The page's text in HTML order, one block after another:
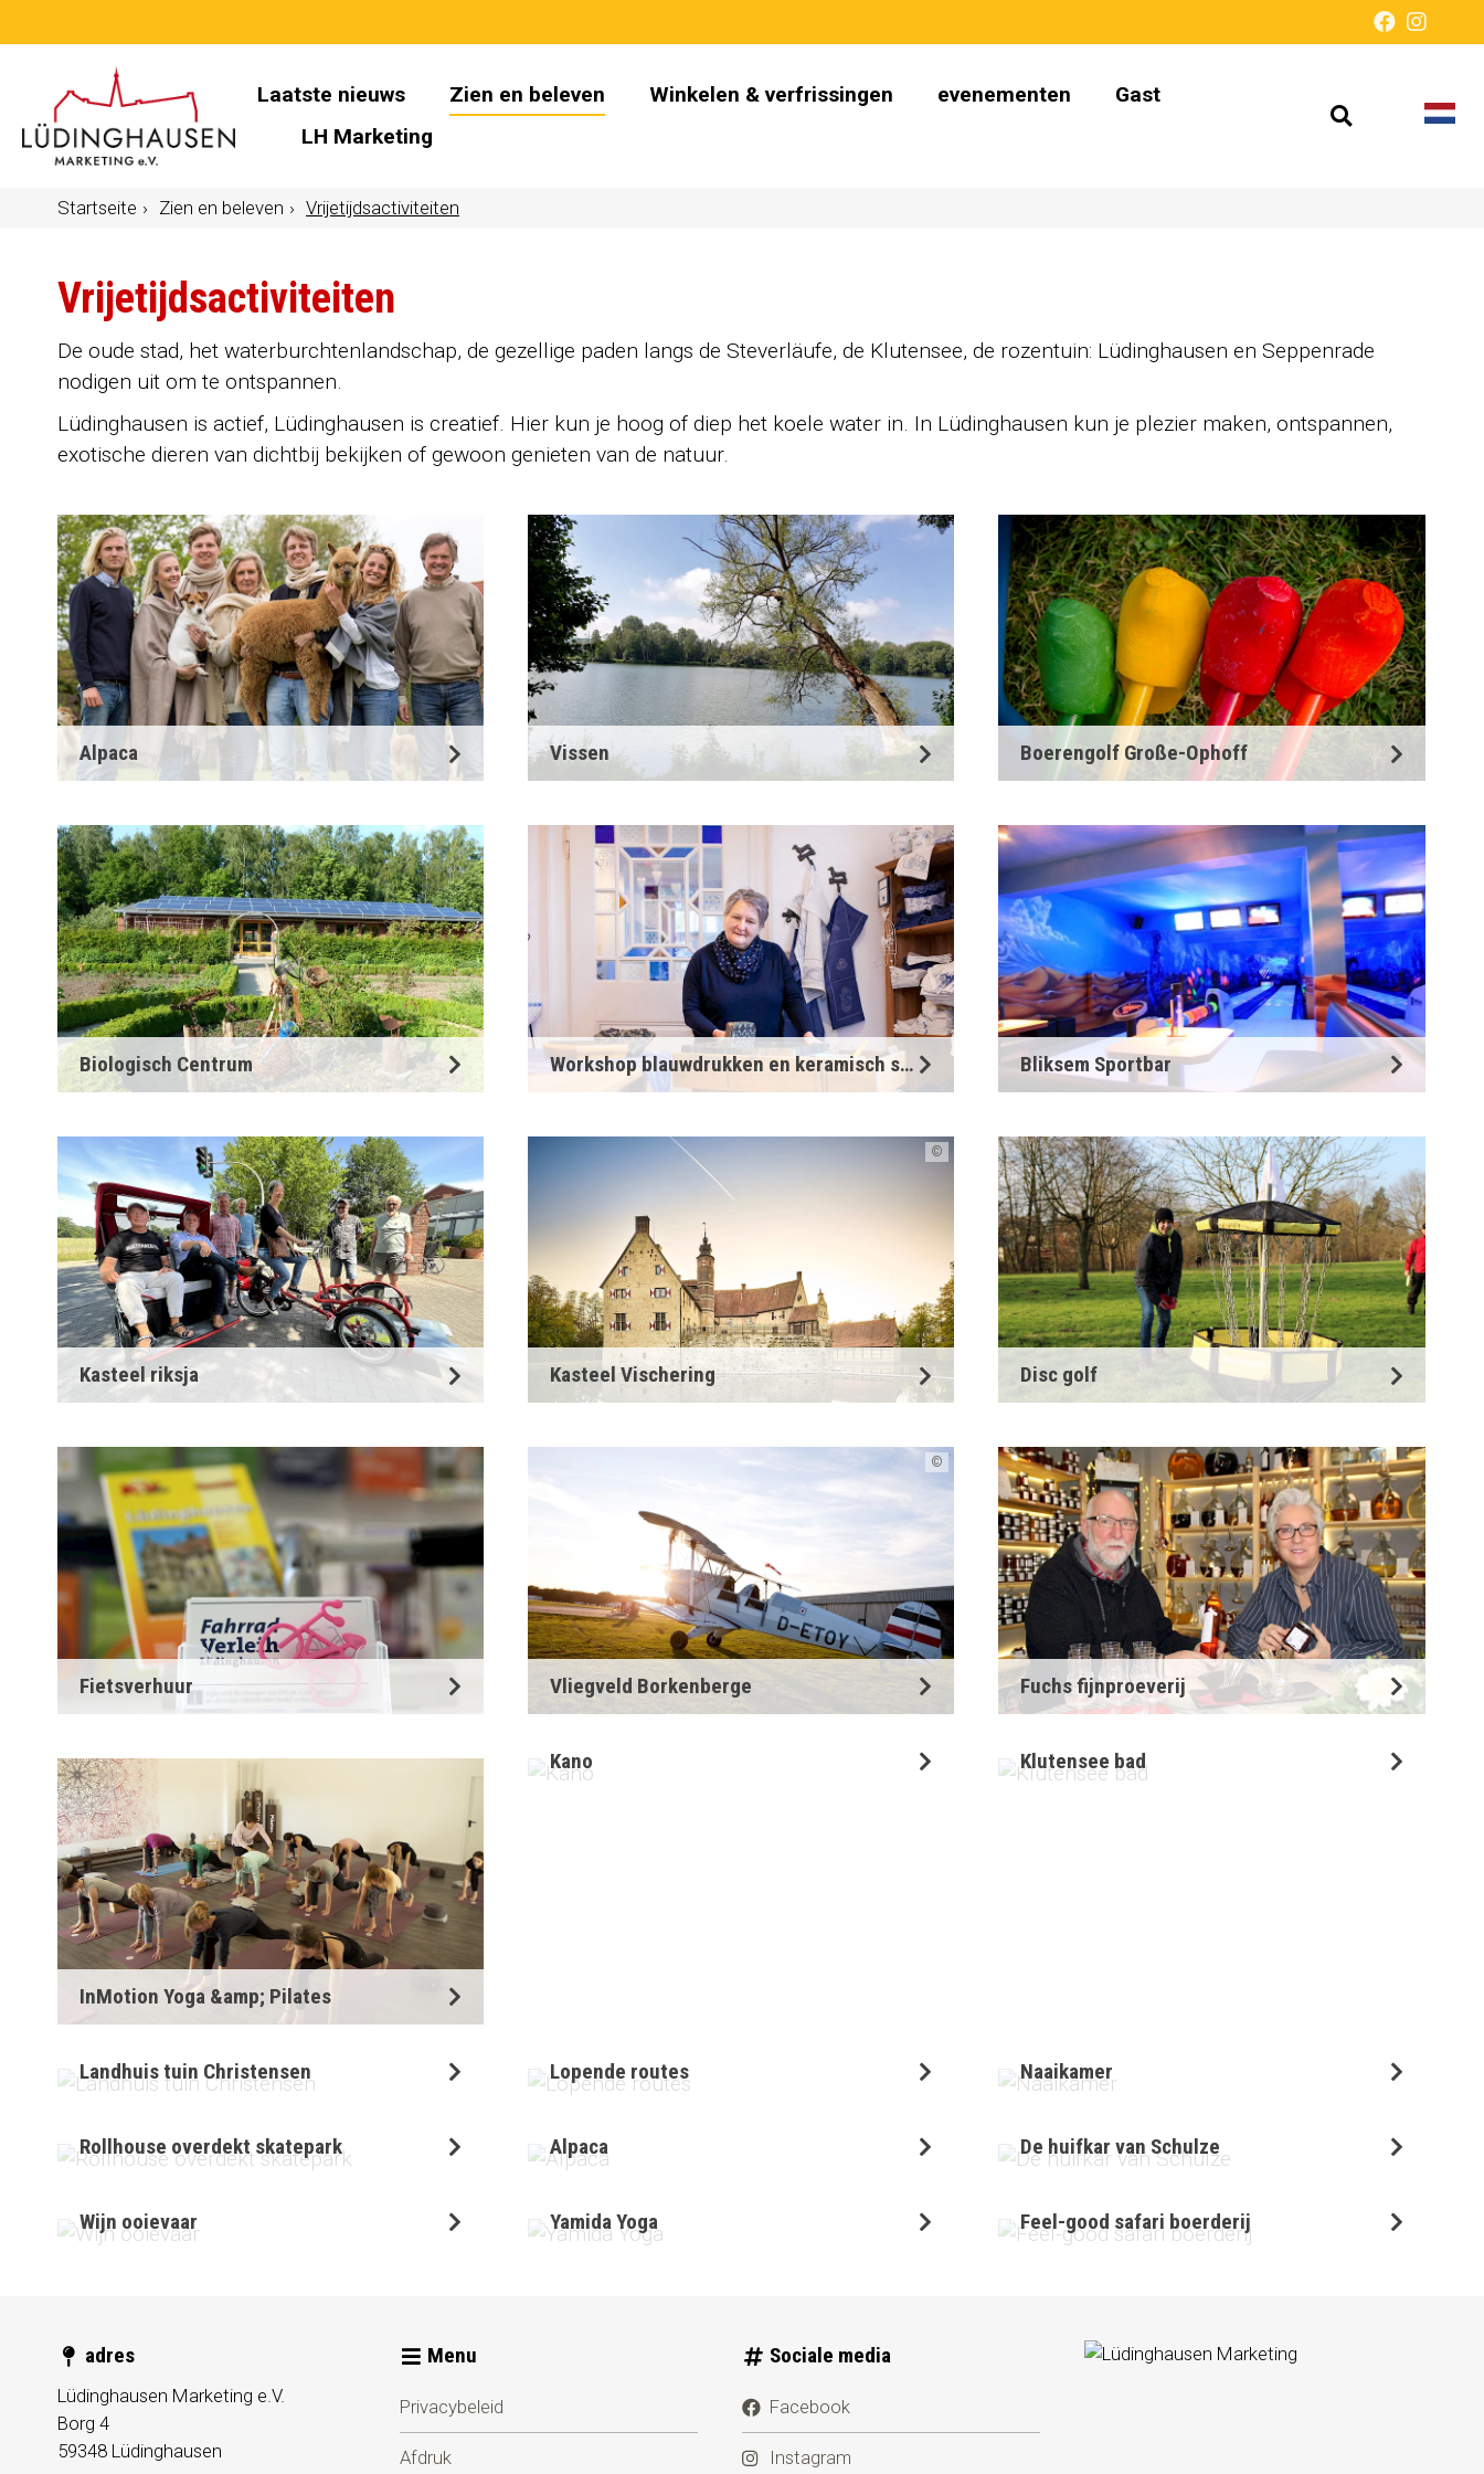
Open
Taal
Laatste nieuws Zien en beleven Winkelen & verfrissingen evenementen
Gast
LH Marketing
Startseite Zien en beleven Vrijetijdsactiviteiten
Vrijetijdsactiviteiten
De oude stad, het waterburchtenlandschap, de gezellige paden langs de Steverläufe, de Klutensee, de rozentuin: Lüdinghausen en Seppenrade
nodigen uit om te ontspannen.
Lüdinghausen is actief, Lüdinghausen is creatief. Hier kun je hoog of diep het koele water in. In Lüdinghausen kun je plezier maken, ontspannen,
exotische dieren van dichtbij bekijken of gewoon genieten van de natuur.
Alpaca Vissen Boerengolf Große-Ophoff
Biologisch Centrum Workshop blauwdrukken en keramisch schilderen Bliksem Sportbar
Kasteel riksja
©
Kasteel Vischering Disc golf
Fietsverhuur
©
Vliegveld Borkenberge Fuchs fijnproeverij
InMotion Yoga &amp; Pilates
Kano Klutensee bad
Landhuis tuin Christensen Lopende routes Naaikamer
Rollhouse overdekt skatepark Alpaca De huifkar van Schulze
Wijn ooievaar Yamida Yoga Feel-good safari boerderij
adres
Lüdinghausen Marketing e.V.
Borg 4
59348 Lüdinghausen
Menu
Privacybeleid
Afdruk
Sociale media
Facebook
Instagram